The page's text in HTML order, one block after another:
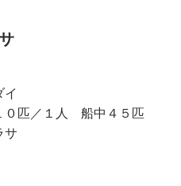
匹／１人 船中４５匹
サ